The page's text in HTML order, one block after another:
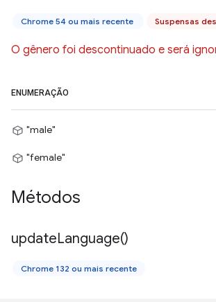
Chrome 54 ou mais recente Suspensas
O gênero foi descontinuado e será
ENUMERAÇÃO
"male"
"female"
Métodos
updateLanguage()
Chrome 132 ou mais recente